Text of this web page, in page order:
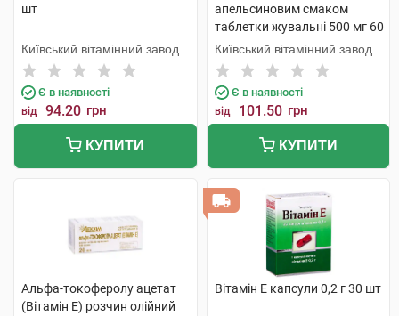
шт
Київський вітамінний завод
Є в наявності
від 94.20 грн
КУПИТИ
апельсиновим смаком
таблетки жувальні 500 мг 60
шт
Київський вітамінний завод
Є в наявності
від 101.50 грн
КУПИТИ
Альфа-токоферолу ацетат
(Вітамін E) розчин олійний
Вітамін E капсули 0,2 г 30 шт